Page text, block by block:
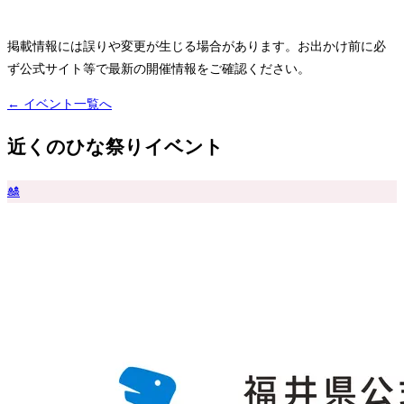
掲載情報には誤りや変更が生じる場合があります。お出かけ前に必
ず公式サイト等で最新の開催情報をご確認ください。
← イベント一覧へ
近くのひな祭りイベント
🎎